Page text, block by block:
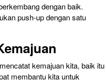
dengan baik.
push-up dengan satu
kemajuan kita, baik itu
membantu kita untuk